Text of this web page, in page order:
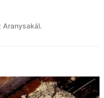
Aranysakál.